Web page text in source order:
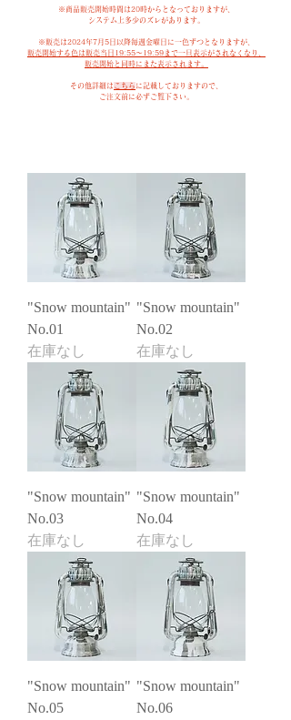
※商品販売開始時間は20時からとなっておりますが、
システム上多少のズレがあります。
※販売は2024年7月5日以降毎週金曜日に一色ずつとなりますが、
販売開始する色は販売当日19:55〜19:59まで一旦表示がされなくなり、
販売開始と同時にまた表示されます。
その他詳細は こちら に記載しておりますので、
​ご注文前に必ずご覧下さい。
"Snow mountain"
No.01
在庫なし
"Snow mountain"
No.02
在庫なし
"Snow mountain"
No.03
在庫なし
"Snow mountain"
No.04
在庫なし
"Snow mountain"
No.05
"Snow mountain"
No.06